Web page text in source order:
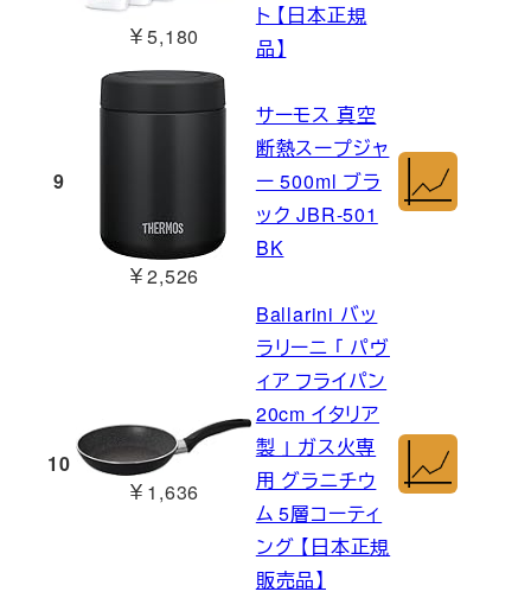
￥5,180
ト 【日本正規
品】
9
￥2,526
サーモス 真空
断熱スープジャ
ー 500ml ブラ
ック JBR-501
BK
10
￥1,636
Ballarini バッ
ラリーニ 「 パヴ
ィア フライパン
20cm イタリア
製 」 ガス火専
用 グラニチウ
ム 5層コーティ
ング 【日本正規
販売品】